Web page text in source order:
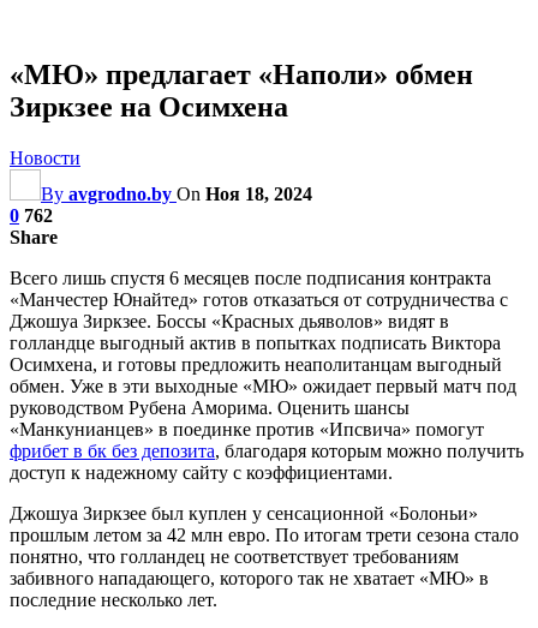
«МЮ» предлагает «Наполи» обмен
Зиркзее на Осимхена
Новости
By avgrodno.by On Ноя 18, 2024
0 762
Share
Всего лишь спустя 6 месяцев после подписания контракта
«Манчестер Юнайтед» готов отказаться от сотрудничества с
Джошуа Зиркзее. Боссы «Красных дьяволов» видят в
голландце выгодный актив в попытках подписать Виктора
Осимхена, и готовы предложить неаполитанцам выгодный
обмен. Уже в эти выходные «МЮ» ожидает первый матч под
руководством Рубена Аморима. Оценить шансы
«Манкунианцев» в поединке против «Ипсвича» помогут
фрибет в бк без депозита, благодаря которым можно получить
доступ к надежному сайту с коэффициентами.
Джошуа Зиркзее был куплен у сенсационной «Болоньи»
прошлым летом за 42 млн евро. По итогам трети сезона стало
понятно, что голландец не соответствует требованиям
забивного нападающего, которого так не хватает «МЮ» в
последние несколько лет.